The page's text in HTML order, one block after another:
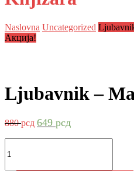
Naslovna Uncategorized
Акција!
Ljubavnik –
880рсд Оригинална
је
649 рсдТренутна
је: